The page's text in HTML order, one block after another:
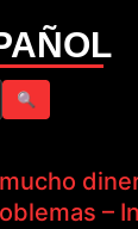
🔍
–